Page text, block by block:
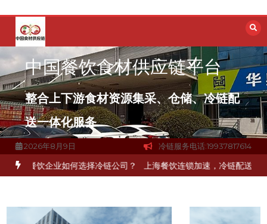
容
中国餐饮食材供应链平台
整合上下游食材资源集采、仓储、冷链配
送一体化服务
2026年8月9日 冷链服务电话:19937817614
饮企业如何选择冷链公司？ 上海餐饮连锁加速，冷链配送如何破解